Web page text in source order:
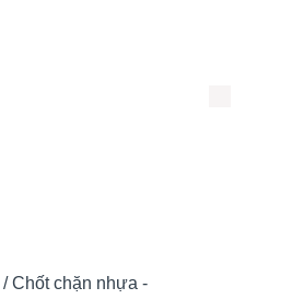
/Chốt chặn nhựa -